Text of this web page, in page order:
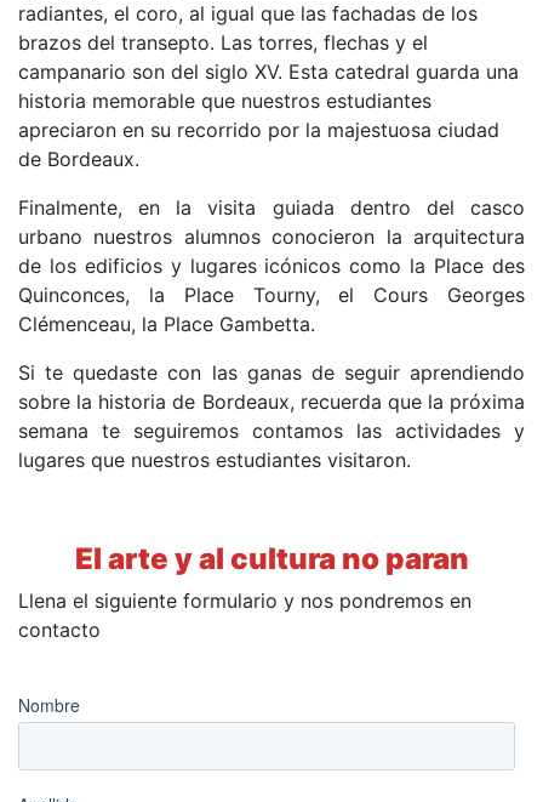
radiantes, el coro, al igual que las fachadas de los
brazos del transepto. Las torres, flechas y el
campanario son del siglo XV. Esta catedral guarda una
historia memorable que nuestros estudiantes
apreciaron en su recorrido por la majestuosa ciudad
de Bordeaux.
Finalmente, en la visita guiada dentro del casco
urbano nuestros alumnos conocieron la arquitectura
de los edificios y lugares icónicos como la Place des
Quinconces, la Place Tourny, el Cours Georges
Clémenceau, la Place Gambetta.
Si te quedaste con las ganas de seguir aprendiendo
sobre la historia de Bordeaux, recuerda que la próxima
semana te seguiremos contamos las actividades y
lugares que nuestros estudiantes visitaron.
El arte y al cultura no paran
Llena el siguiente formulario y nos pondremos en
contacto